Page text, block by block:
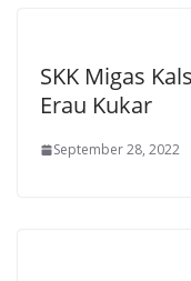
SKK Migas
Erau Kukar
September 28, 2022